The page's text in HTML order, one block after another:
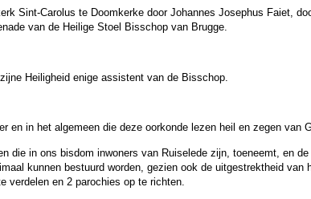
Sint-Carolus te Doomkerke door Johannes Josephus Faiet,
van de Heilige Stoel Bisschop van Brugge.
Heiligheid enige assistent van de Bisschop.
en in het algemeen die deze oorkonde lezen heil en zegen van
die in ons bisdom inwoners van Ruiselede zijn, toeneemt, en
kunnen bestuurd worden, gezien ook de uitgestrektheid van
verdelen en 2 parochies op te richten.